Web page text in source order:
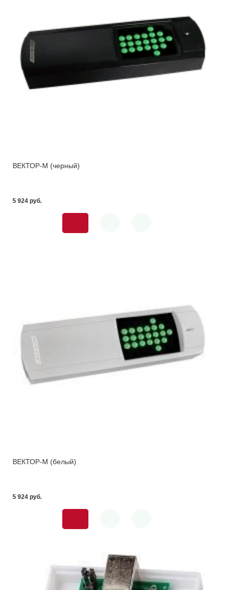
ВЕКТОР-М (черный)
5 924 pуб.
ВЕКТОР-М (белый)
5 924 pуб.